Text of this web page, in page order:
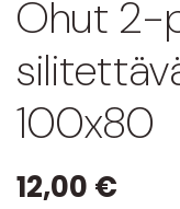
Ohut 2-
100x80
12,00 €